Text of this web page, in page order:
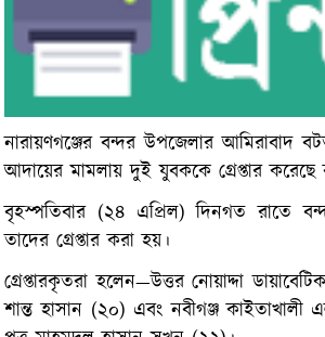
নারায়ণগঞ্জের বন্দর উপজেলার আমিরাবাদ
আদায়ের মামলায় দুই যুবককে গ্রেপ্তার করেছে
বৃহস্পতিবার (২৪ এপ্রিল) দিনগত রাতে
তাদের গ্রেপ্তার করা হয়।
গ্রেপ্তারকৃতরা হলেন—উত্তর নোয়াদ্দা
শান্ত হাসান (২০) এবং নবীগঞ্জ